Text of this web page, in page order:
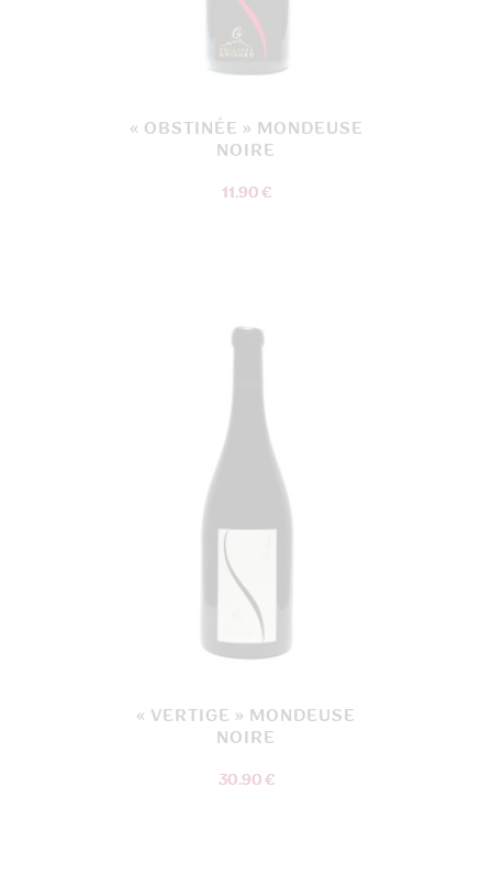
« OBSTINÉE » MONDEUSE
NOIRE
11.90 €
« VERTIGE » MONDEUSE
NOIRE
30.90 €